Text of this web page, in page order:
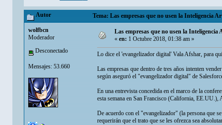
Autor Tema: Las empresas que no usen la Inteligencia
wolfbcn
Moderador
Desconectado
Mensajes: 53.660
Las empresas que no usen la
«en:1 Octubre 2018, 01:38 am »
Lo dice el 'evangelizador digital' Vala Afshar, para
Las empresas que dentro de tres años intenten
según aseguró el "evangelizador digital" de
En una entrevista concedida en el marco de la
esta semana en San Francisco (California, EE.UU.),
De acuerdo con el "evangelizador" (la persona que
requerirán que el trato que se les ofrezca sea